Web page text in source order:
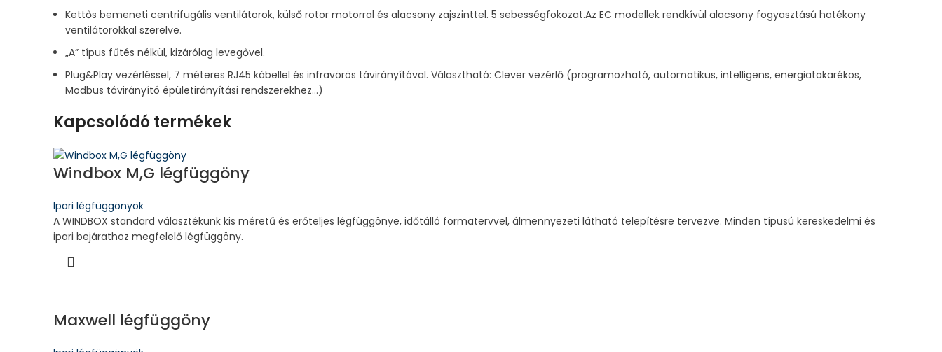
Kettős bemeneti centrifugális ventilátorok, külső rotor motorral és alacsony zajszinttel. 5 sebességfokozat.Az EC modellek rendkívül alacsony fogyasztású hatékony
ventilátorokkal szerelve.
„A” típus fűtés nélkül, kizárólag levegővel.
Plug&Play vezérléssel, 7 méteres RJ45 kábellel és infravörös távirányítóval. Választható: Clever vezérlő (programozható, automatikus, intelligens, energiatakarékos,
Modbus távirányító épületirányítási rendszerekhez…)
Kapcsolódó termékek
Windbox M,G légfüggöny
Ipari légfüggönyök
A WINDBOX standard választékunk kis méretű és erőteljes légfüggönye, időtálló formatervvel, álmennyezeti látható telepítésre tervezve. Minden típusú kereskedelmi és
ipari bejárathoz megfelelő légfüggöny.
Maxwell légfüggöny